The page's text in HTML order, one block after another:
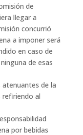
de
llegar a
concurrió
a imponer será
en caso de
de esas
atenuantes de la
refiriendo al
por bebidas